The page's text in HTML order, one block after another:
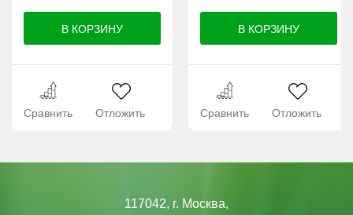
Сравнить Отложить Сравнить Отложить
117042, г. Москва,